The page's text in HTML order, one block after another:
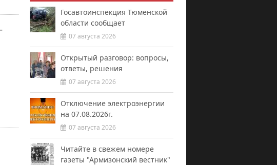
Госавтоинспекция Тюменской
области сообщает
07 августа 2026
Открытый разговор: вопросы,
ответы, решения
07 августа 2026
Отключение электроэнергии
на 07.08.2026г.
07 августа 2026
Читайте в свежем номере
газеты "Армизонский вестник"